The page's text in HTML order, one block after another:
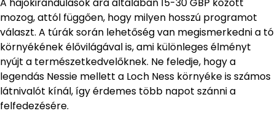
mozog, attól függően, hogy milyen hosszú programot
választ. A túrák során lehetőség van megismerkedni a tó
környékének élővilágával is, ami különleges élményt
nyújt a természetkedvelőknek. Ne feledje, hogy a
legendás Nessie mellett a Loch Ness környéke is számos
látnivalót kínál, így érdemes több napot szánni a
felfedezésére.